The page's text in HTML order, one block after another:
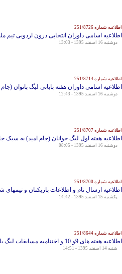
اطلاعیه شماره 251/8726
اطلاعیه اسامی داوران انتخابی درون اردویی تیم
دوشنبه 16 اسفند 1395 - 13:03
اطلاعیه شماره 251/8714
اطلاعیه اسامی داوران هفته پایانی لیگ بانوان
دوشنبه 16 اسفند 1395 - 12:43
اطلاعیه شماره 251/8707
اطلاعیه هفته اول لیگ جوانان (جام امید) به سبک
دوشنبه 16 اسفند 1395 - 08:05
اطلاعیه شماره 251/8700
اطلاعیه ارسال نام و اطلاعات بازیکنان و
يكشنبه 15 اسفند 1395 - 14:42
اطلاعیه شماره 251/8644
اطلاعیه هفته های 9و 10 و اختتامیه مسابقات لیگ بانوان جام کوثر
شنبه 14 اسفند 1395 - 14:51